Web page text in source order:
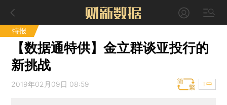
特报
【数据通特供】金立群谈亚投行的
新挑战
2019年02月09日 08:59 T中